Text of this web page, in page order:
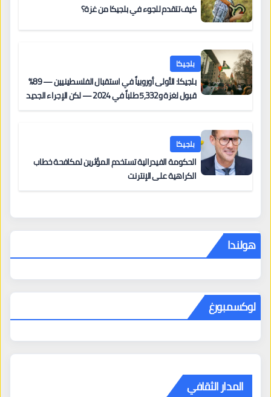
كيف تتقدم للجوء في بلجيكا من غزة؟
بلجيكا
بلجيكا: الأولى أوروبياً في استقبال الفلسطينيين — 89%
قبول لغزة و5,332 طلباً في 2024 — لكن الإجراء الجديد
بلجيكا
الحكومة الفيدرالية تستخدم المؤثرين لمكافحة خطاب
الكراهية على الإنترنت
هولندا
لوكسمبورغ
المدار الثقافي